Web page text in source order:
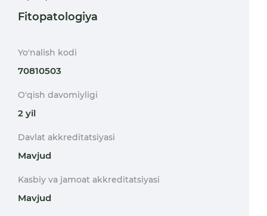
Fitopatologiya
Yo'nalish kodi
70810503
O'qish davomiyligi
2 yil
Davlat akkreditatsiyasi
Mavjud
Kasbiy va jamoat akkreditatsiyasi
Mavjud